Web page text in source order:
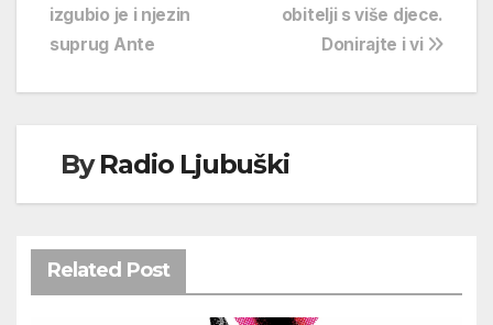
obitelji s više djece.
Donirajte i vi
izgubio je i njezin
suprug Ante
ByRadio Ljubuški
Related Post